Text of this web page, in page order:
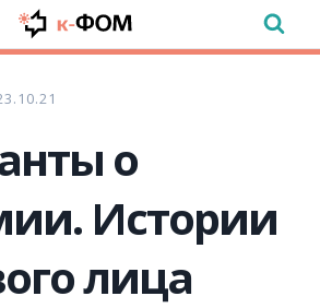
о
Истории
лица